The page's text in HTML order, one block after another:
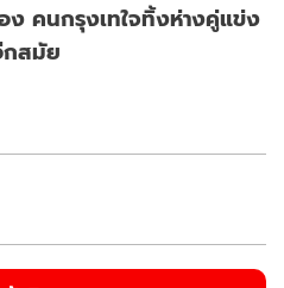
คนกรุงเทใจทิ้งห่างคู่แข่ง
กสมัย